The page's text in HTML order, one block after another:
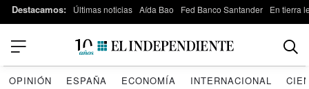
Destacamos: Últimas noticias Aída Bao Fed Banco Santander En tierra
OPINIÓN ESPAÑA ECONOMÍA INTERNACIONAL